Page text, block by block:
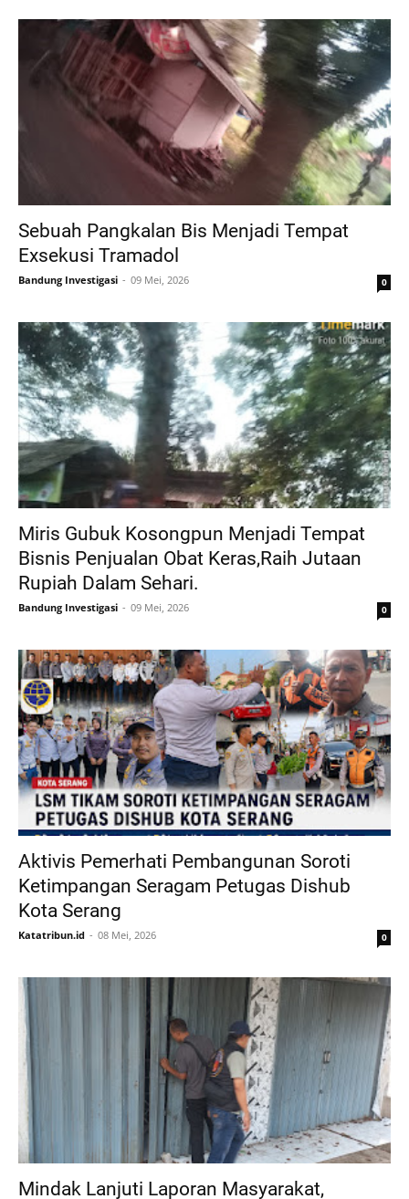
Sebuah Pangkalan Bis Menjadi Tempat
Exsekusi Tramadol
Bandung Investigasi 09 Mei, 2026 0
Miris Gubuk Kosongpun Menjadi Tempat
Bisnis Penjualan Obat Keras,Raih Jutaan
Rupiah Dalam Sehari.
Bandung Investigasi 09 Mei, 2026 0
Aktivis Pemerhati Pembangunan Soroti
Ketimpangan Seragam Petugas Dishub
Kota Serang
Katatribun.id 08 Mei, 2026 0
Mindak Lanjuti Laporan Masyarakat,